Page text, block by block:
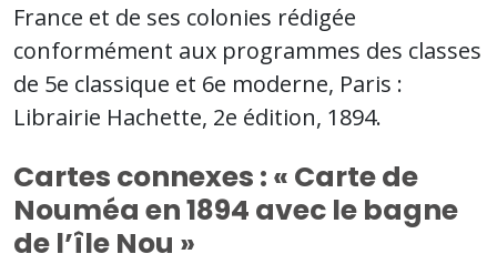
France et de ses colonies rédigée
conformément aux programmes des classes
de 5e classique et 6e moderne, Paris :
Librairie Hachette, 2e édition, 1894.
Cartes connexes : « Carte de
Nouméa en 1894 avec le bagne
de l’île Nou »